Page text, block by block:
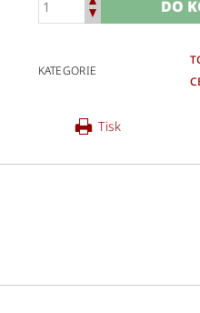
KATEGORIE
Tisk